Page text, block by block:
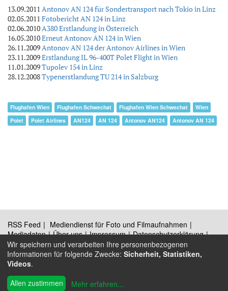
13.09.2011 Antonov AN 124 für Sondertransport nach Tokio in Linz
02.05.2011 Fotobericht AN 124 in Linz
02.06.2010A380 Erstlandung in Österreich
16.05.2010Erneut Antonov AN 124 in Wien
26.11.2009Antonov AN 124 der Antonov Airlines in Wien
23.11.2009Erstlandung IL 96-400T Polet Flight in Wien
11.01.2009Tupolev 154 in Linz
28.12.2008Typenerstlandung TU 214 in Salzburg
Flughafen Wien Flughafen Schwechat Flughafen Wien Schwechat
Wien
Polet
Polet Airlines AN124 AN 124 Antonov AN124 Antonov AN 124
RSS Feed
Mediendienst für Foto und Filmaufnahmen
Mediadaten
Über uns Impressum
Datenschutzerklärung
Kontakt
© 2009 - 2026 Austrian Wings
Wir speichern und verarbeiten Ihre personenbezogenen
Informationen für folgende Zwecke: Sicherheit, Statistiken,
Videos.
Allen zustimmen
Mehr erfahren...